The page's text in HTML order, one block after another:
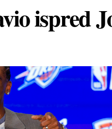
ispred